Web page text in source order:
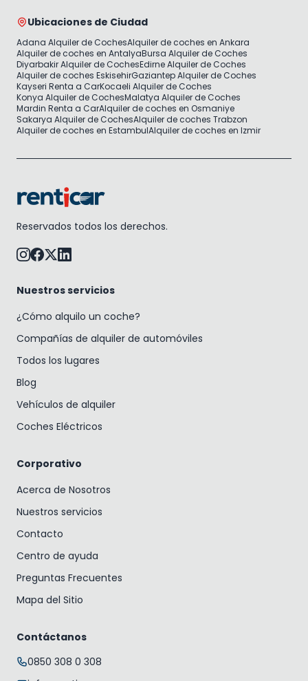
Ubicaciones de Ciudad
Adana Alquiler de CochesAlquiler de coches en Ankara
Alquiler de coches en AntalyaBursa Alquiler de Coches
Diyarbakir Alquiler de CochesEdirne Alquiler de Coches
Alquiler de coches EskisehirGaziantep Alquiler de Coches
Kayseri Renta a CarKocaeli Alquiler de Coches
Konya Alquiler de CochesMalatya Alquiler de Coches
Mardin Renta a CarAlquiler de coches en Osmaniye
Sakarya Alquiler de CochesAlquiler de coches Trabzon
Alquiler de coches en EstambulAlquiler de coches en Izmir
Reservados todos los derechos.
Nuestros servicios
¿Cómo alquilo un coche?
Compañías de alquiler de automóviles
Todos los lugares
Blog
Vehículos de alquiler
Coches Eléctricos
Corporativo
Acerca de Nosotros
Nuestros servicios
Contacto
Centro de ayuda
Preguntas Frecuentes
Mapa del Sitio
Contáctanos
0850 308 0 308